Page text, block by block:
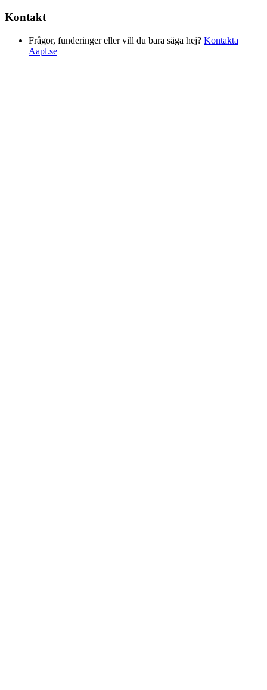
Kontakt
Frågor, funderinger eller vill du bara säga hej? Kontakta
Aapl.se